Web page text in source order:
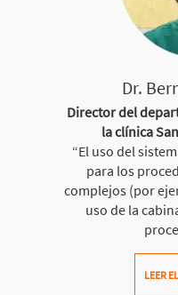
Dr.
Director del
la clínica
“El uso del
para los
complejos (por
uso de la
LEER